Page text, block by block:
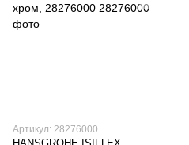
Артикул: 28276000